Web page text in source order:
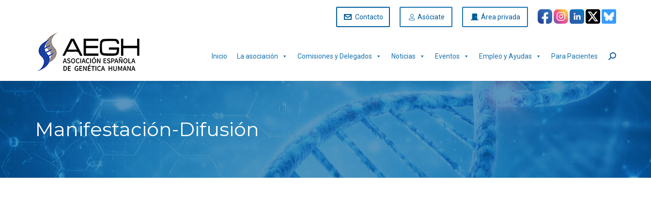
Contacto Asóciate Área privada
Inicio La asociación Comisiones y Delegados Noticias Eventos Empleo y Ayudas Para Pacientes Buscar:
Manifestación-Difusión